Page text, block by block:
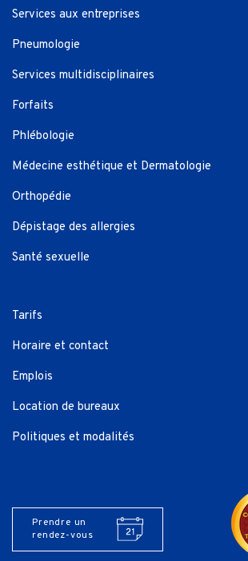
Services aux entreprises
Pneumologie
Services multidisciplinaires
Forfaits
Phlébologie
Médecine esthétique et Dermatologie
Orthopédie
Dépistage des allergies
Santé sexuelle
Tarifs
Horaire et contact
Emplois
Location de bureaux
Politiques et modalités
Prendre un
rendez-vous